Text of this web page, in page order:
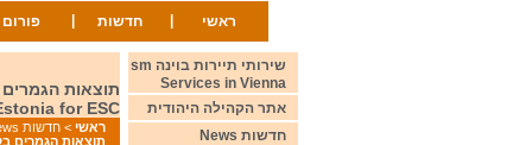
ראשי חדשות פורום
for ESC
ראשי > חדשות News
שירותי תיירות בוינה sm
Services in Vienna
אתר הקהילה היהודית
חדשות News